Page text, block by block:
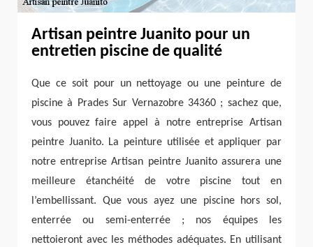
Artisan peintre Juanito pour un
entretien piscine de qualité
Que ce soit pour un nettoyage ou une peinture de
piscine à Prades Sur Vernazobre 34360 ; sachez que,
vous pouvez faire appel à notre entreprise Artisan
peintre Juanito. La peinture utilisée et appliquer par
notre entreprise Artisan peintre Juanito assurera une
meilleure étanchéité de votre piscine tout en
l’embellissant. Que vous ayez une piscine hors sol,
enterrée ou semi-enterrée ; nos équipes les
nettoieront avec les méthodes adéquates. En utilisant